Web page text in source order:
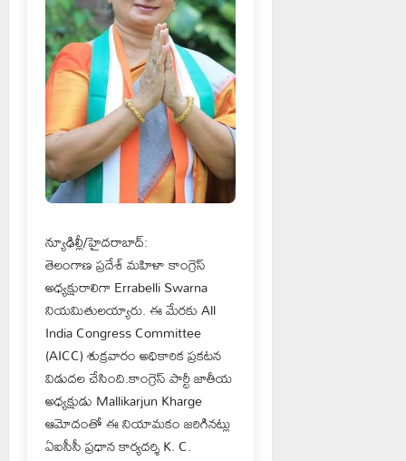
న్యూఢిల్లీ/హైదరాబాద్:
తెలంగాణ ప్రదేశ్ మహిళా కాంగ్రెస్
అధ్యక్షురాలిగా Errabelli Swarna
నియమితులయ్యారు. ఈ మేరకు All
India Congress Committee
(AICC) శుక్రవారం అధికారిక ప్రకటన
విడుదల చేసింది.కాంగ్రెస్ పార్టీ జాతీయ
అధ్యక్షుడు Mallikarjun Kharge
ఆమోదంతో ఈ నియామకం జరిగినట్లు
ఏఐసీసీ ప్రధాన కార్యదర్శి K. C.